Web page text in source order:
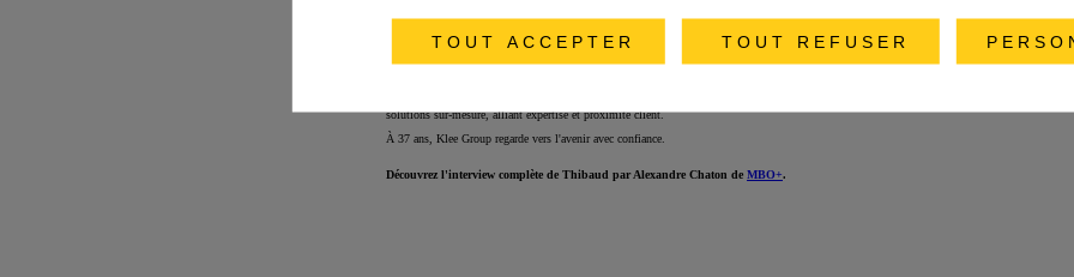
Il est aujourd'hui Directeur Général de Klee Group, qu'il a fondé avec Samir Khanfir et Yves Weisselberger il y a plus de 37 ans.
solutions sur-mesure, alliant expertise et proximité client.
À 37 ans, Klee Group regarde vers l'avenir avec confiance.
Découvrez l'interview complète de Thibaud par Alexandre Chaton de MBO+.
TOUT ACCEPTER TOUT REFUSER